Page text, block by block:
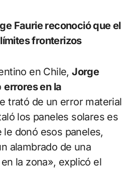
Faurie reconoció que el
fronterizos
en Chile,Jorge
errores en la
trató de un error material
los paneles solares es
le donó esos paneles,
alambrado de una
la zona», explicó el